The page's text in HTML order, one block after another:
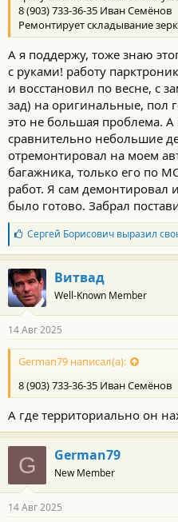
8 (903) 733-36-35 Иван Семёнов
Ремонтирует складывание
А я поддержу, тоже знаю
с руками! работу
и восстановил по весне, с
зад) на оригинальные, пол
это не большая проблема. А
сравнительно небольшие
отремонтировал на моем
багажника, только его по
работ. Я сам демонтировал
было готово. Забрал
Б
л
а
г
о
д
а
н
о
с
и
:
Сергей Борисовичвыразил
Витвад
Well-Known Member
14 Авг 2025
German79 написал(а):
8 (903) 733-36-35 Иван Семёнов
А где территориально он
G German79
New Member
14 Авг 2025